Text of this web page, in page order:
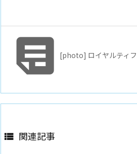
[photo] ロイヤルティ
 関連記事